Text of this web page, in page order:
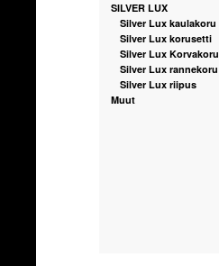
SILVER LUX
Silver Lux kaulakoru
Silver Lux korusetti
Silver Lux Korvakoru
Silver Lux rannekoru
Silver Lux riipus
Muut